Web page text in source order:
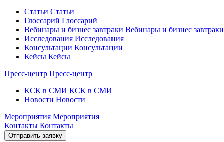
Статьи Статьи
Глоссарий Глоссарий
Вебинары и бизнес завтраки Вебинары и бизнес завтраки
Исследования Исследования
Консультации Консультации
Кейсы Кейсы
Пресс-центр Пресс-центр
КСК в СМИ КСК в СМИ
Новости Новости
Мероприятия Мероприятия
Контакты Контакты
Отправить заявку